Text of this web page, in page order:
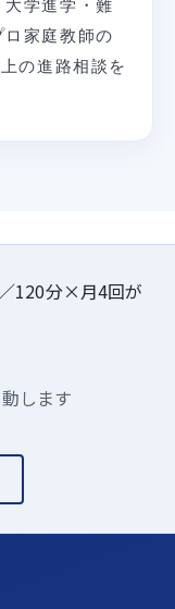
学進学・難
家庭教師の
の進路相談を
120分×月4回が
します